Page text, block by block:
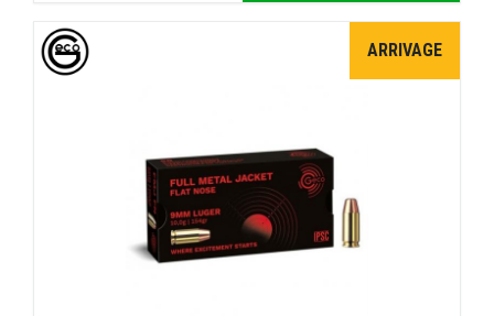
ARRIVAGE